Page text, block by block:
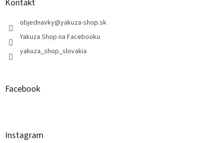
Kontakt
objednavky@yakuza-shop.sk
Yakuza Shop na Facebooku
yakuza_shop_slovakia
Facebook
Instagram